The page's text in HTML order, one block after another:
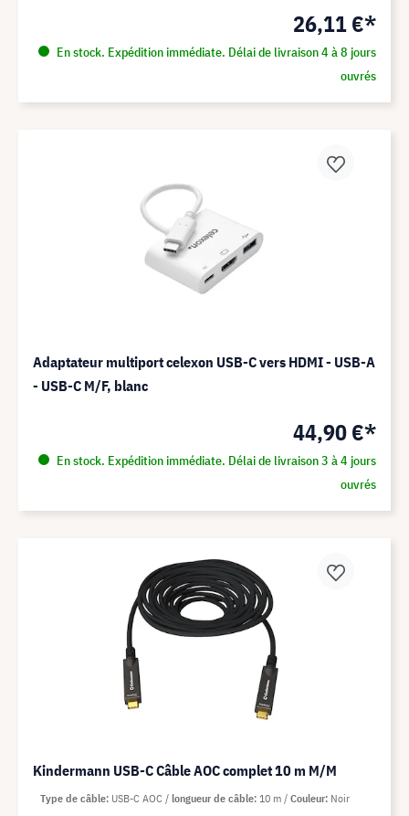
26,11 €*
En stock. Expédition immédiate. Délai de livraison 4 à 8 jours
ouvrés
Adaptateur multiport celexon USB-C vers HDMI - USB-A
- USB-C M/F, blanc
44,90 €*
En stock. Expédition immédiate. Délai de livraison 3 à 4 jours
ouvrés
Kindermann USB-C Câble AOC complet 10 m M/M
Type de câble USB-C AOC longueur de câble 10 m Couleur Noir